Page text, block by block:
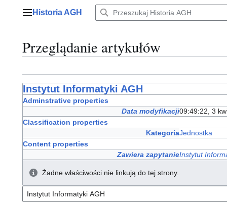
Menu główne
Historia AGH
Przeglądanie artykułów
Instytut Informatyki AGH
Adminstrative properties
Data modyfikacji09:49:22, 3
Classification properties
KategoriaJednostka
Content properties
Zawiera zapytanieInstytut
Żadne właściwości nie linkują do tej strony.